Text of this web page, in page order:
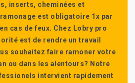
inserts, cheminées et
est obligatoire 1x par
cas de feux. Chez Lobry pro
est de rendre un travail
souhaitez faire ramoner votre
ou dans les alentours? Notre
intervient rapidement